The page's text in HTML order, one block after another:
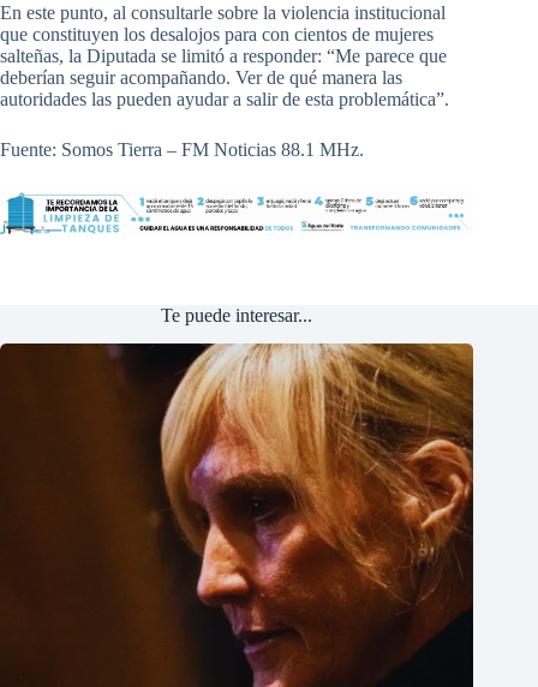
En este punto, al consultarle sobre la violencia institucional
que constituyen los desalojos para con cientos de mujeres
salteñas, la Diputada se limitó a responder: “Me parece que
deberían seguir acompañando. Ver de qué manera las
autoridades las pueden ayudar a salir de esta problemática”.
Fuente: Somos Tierra – FM Noticias 88.1 MHz.
Te puede interesar...